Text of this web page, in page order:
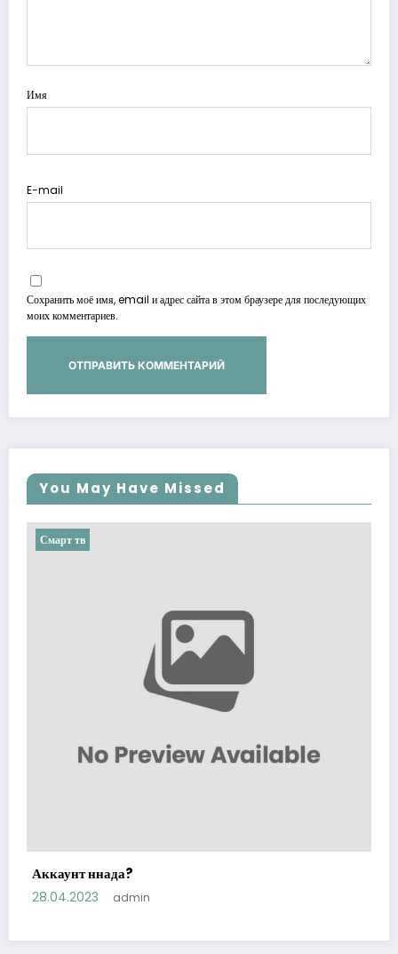
Имя
E-mail
Сохранить моё имя, email и адрес сайта в этом браузере для последующих
моих комментариев.
You May Have Missed
Смарт тв
Аккаунт ннада?
28.04.2023 admin